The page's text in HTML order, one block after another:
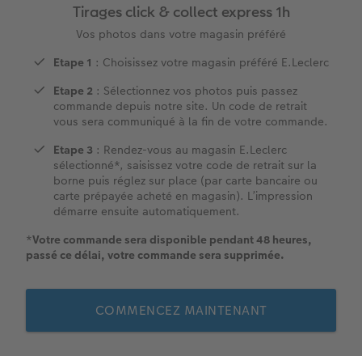
Livre photo XXL Paysage
Livre photo Carré
Livre photo A5 Paysage
Livre photo Petit Carré
Album photo lin ou cuir
Thèmes d'albums photo
Album photo voyage
Album photo mariage
Tirages photo sur papier 100% recyclé
Tirage photo carrés
Tirage photo rétro
Tirages créatifs
Poster photo
Agrandissement photo
Stickers personnalisés
Boite photo souvenirs
Photo hexagonale
Photo sous plexi
Photo sur carton mousse
Tableau Photo Prestige
Cadres photo
Pêle-mêle photo
Porte-poster en bois
Affiche carte personnalisée
Porte-clés photo
Boule à neige personnalisée
E-carte cadeau PHOTO E.Leclerc
Tirages créatifs
Jeux personnalisés
Décoration personnalisée
Magnets photo
Ecole et bureau
Faire-part Baptême
Carte remerciement
Cartes évènement avec rabat
Carte postale en ligne
Faire-part avec photo détachable
E.Leclerc
Tirages click & collect express 1h
Vos photos dans votre magasin préféré
Etape 1 : Choisissez votre magasin préféré E.Leclerc
Etape 2 : Sélectionnez vos photos puis passez
commande depuis notre site. Un code de retrait
vous sera communiqué à la fin de votre commande.
Etape 3 : Rendez-vous au magasin E.Leclerc
sélectionné*, saisissez votre code de retrait sur la
borne puis réglez sur place (par carte bancaire ou
carte prépayée acheté en magasin). L’impression
démarre ensuite automatiquement.
*Votre commande sera disponible pendant 48 heures,
passé ce délai, votre commande sera supprimée.
COMMENCEZ MAINTENANT